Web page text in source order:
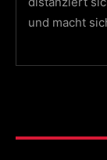
und macht